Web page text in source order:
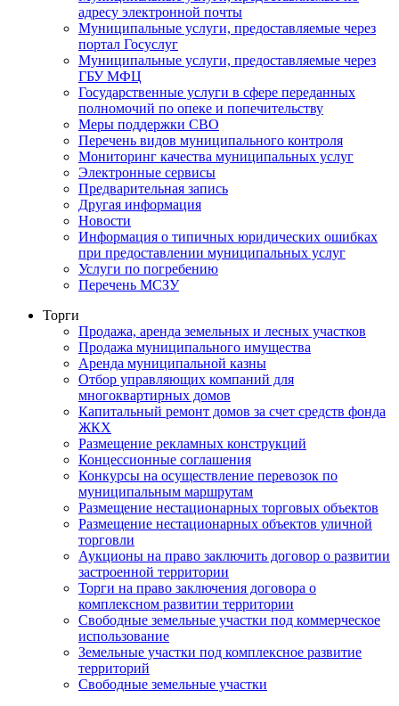
адресу электронной почты
Муниципальные услуги, предоставляемые через
портал Госуслуг
Муниципальные услуги, предоставляемые через
ГБУ МФЦ
Государственные услуги в сфере переданных
полномочий по опеке и попечительству
Меры поддержки СВО
Перечень видов муниципального контроля
Мониторинг качества муниципальных услуг
Электронные сервисы
Предварительная запись
Другая информация
Новости
Информация о типичных юридических ошибках
при предоставлении муниципальных услуг
Услуги по погребению
Перечень МСЗУ
Торги
Продажа, аренда земельных и лесных участков
Продажа муниципального имущества
Аренда муниципальной казны
Отбор управляющих компаний для
многоквартирных домов
Капитальный ремонт домов за счет средств фонда
ЖКХ
Размещение рекламных конструкций
Концессионные соглашения
Конкурсы на осуществление перевозок по
муниципальным маршрутам
Размещение нестационарных торговых объектов
Размещение нестационарных объектов уличной
торговли
Аукционы на право заключить договор о развитии
застроенной территории
Торги на право заключения договора о
комплексном развитии территории
Свободные земельные участки под коммерческое
использование
Земельные участки под комплексное развитие
территорий
Свободные земельные участки